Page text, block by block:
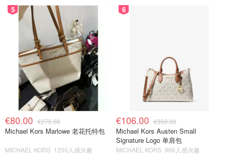
5
€80.00 €275.00
Michael Kors Marlowe 老花托特包
MICHAEL KORS 1200人感兴趣
6
€106.00 €350.00
Michael Kors Austen Small
Signature Logo 单肩包
MICHAEL KORS 966人感兴趣